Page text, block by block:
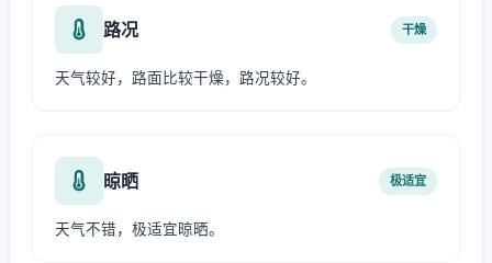
路况 干燥
天气较好，路面比较干燥，路况较好。
晾晒 极适宜
天气不错，极适宜晾晒。